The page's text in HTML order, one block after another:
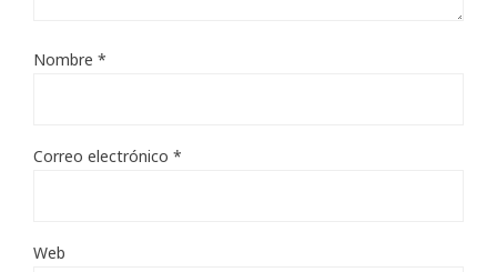
Nombre *
Correo electrónico *
Web